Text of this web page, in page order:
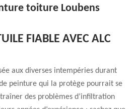
toiture Loubens
FIABLE AVEC ALC
aux diverses intempéries durant
peinture qui la protège pourrait se
des problèmes d’infiltration